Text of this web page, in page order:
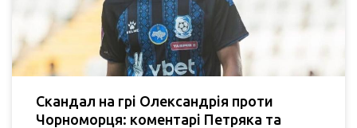
Скандал на грі Олександрія проти
Чорноморця: коментарі Петряка та